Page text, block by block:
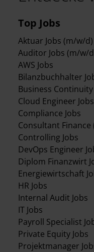
Top Jobs
Aktuar Jobs (m/w/d)
Auditor Jobs (m/w/
AWS Jobs
Bilanzbuchhalter
Business
Cloud Engineer
Compliance Jobs
Consultant
Controlling Jobs
DevOps Engineer
Diplom Finanzwirt
Energiewirtschaft
HR Jobs
Internal Audit Jobs
IT Jobs
Payroll Specialist
Private Equity Jobs
Projektmanager